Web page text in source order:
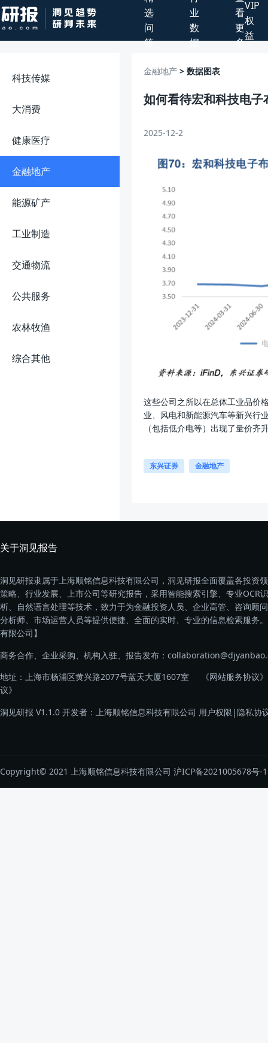
选
问
答
业
数
据
看
更
多
VIP
权
益
科技传媒
大消费
健康医疗
金融地产
能源矿产
工业制造
交通物流
公共服务
农林牧渔
综合其他
金融地产 > 数据图表
如何看待宏和科技电子
2025-12-2
这些公司之所以在总体工业品价
业、风电和新能源汽车等新兴行
（包括低介电等）出现了量价齐
东兴证券 金融地产
关于洞见报告
洞见研报隶属于上海顺铭信息科技有限公司，洞见研报全面覆盖各投资
策略、行业发展、上市公司等研究报告，采用智能搜索引擎、专业OCR
析、自然语言处理等技术，致力于为金融投资人员、企业高管、咨询顾
分析师、市场运营人员等提供便捷、全面的实时、专业的信息检索服务
有限公司】
商务合作、企业采购、机构入驻、报告发布：
地址：上海市杨浦区黄兴路2077号蓝天大厦1607室
《网站服务协议》
议》
洞见研报 V1.1.0 开发者：上海顺铭信息科技有限公司 用户权限 |隐私协
Copyright© 2021 上海顺铭信息科技有限公司 沪ICP备2021005678号-1